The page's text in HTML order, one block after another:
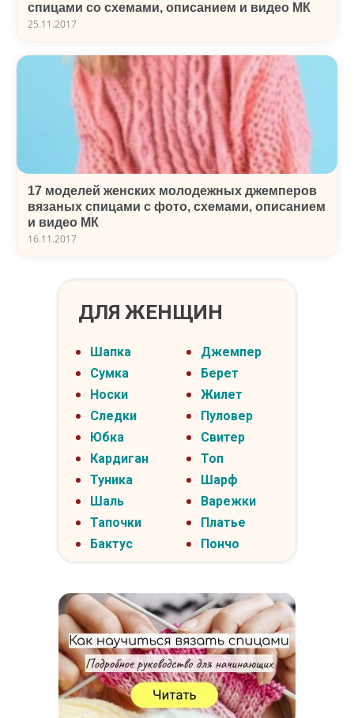
спицами со схемами, описанием и видео МК
25.11.2017
17 моделей женских молодежных джемперов
вязаных спицами с фото, схемами, описанием
и видео МК
16.11.2017
ДЛЯ ЖЕНЩИН
Шапка
Сумка
Носки
Следки
Юбка
Кардиган
Туника
Шаль
Тапочки
Бактус
Джемпер
Берет
Жилет
Пуловер
Свитер
Топ
Шарф
Варежки
Платье
Пончо